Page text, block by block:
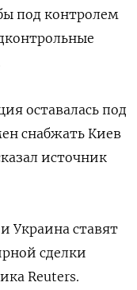
под контролем
оставалась под
снабжать Киев
источник
Украина ставят
сделки
Reuters.